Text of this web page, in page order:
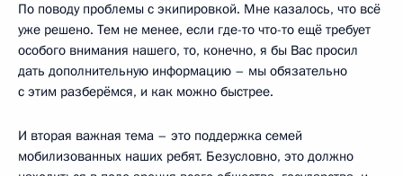
По поводу проблемы с экипировкой. Мне казалось, что всё
уже решено. Тем не менее, если где-то что-то ещё требует
особого внимания нашего, то, конечно, я бы Вас просил
дать дополнительную информацию – мы обязательно
с этим разберёмся, и как можно быстрее.
И вторая важная тема – это поддержка семей
мобилизованных наших ребят. Безусловно, это должно